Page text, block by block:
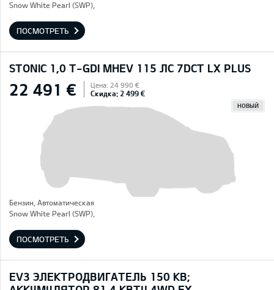
Snow White Pearl (SWP),
ПОСМОТРЕТЬ
STONIC 1,0 T-GDI MHEV 115 ЛС 7DCT LX PLUS
22 491 € Цена: 24 990 €
Скидка: 2 499 €
НОВЫЙ
Бензин, Автоматическая
Snow White Pearl (SWP),
ПОСМОТРЕТЬ
EV3 ЭЛЕКТРОДВИГАТЕЛЬ 150 КВ;